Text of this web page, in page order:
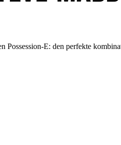
Possession-E: den perfekte